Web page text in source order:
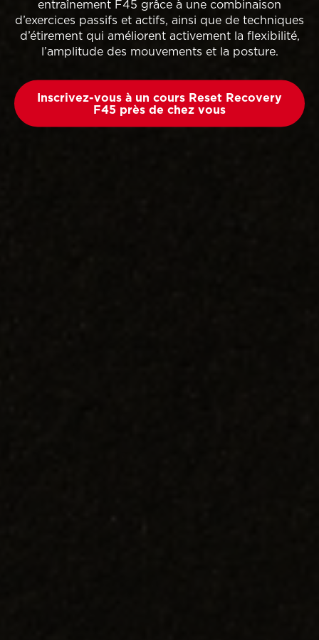
entraînement F45 grâce à une combinaison
d’exercices passifs et actifs, ainsi que de techniques
d’étirement qui améliorent activement la flexibilité,
l’amplitude des mouvements et la posture.
Inscrivez-vous à un cours Reset Recovery
F45 près de chez vous